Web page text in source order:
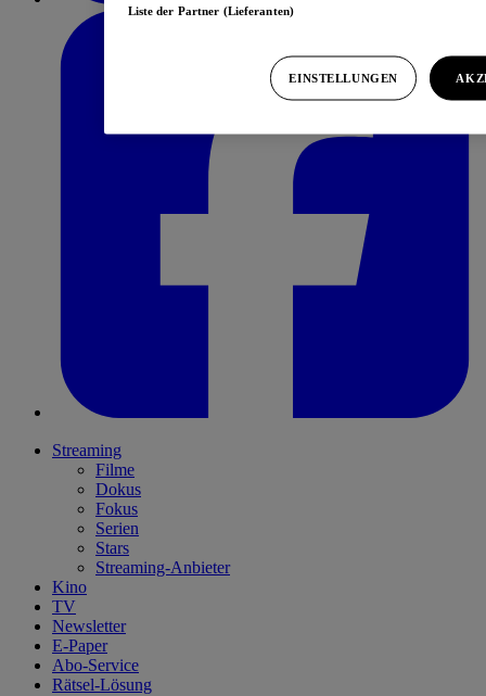
Streaming
Filme
Dokus
Fokus
Serien
Stars
Streaming-Anbieter
Kino
TV
Newsletter
E-Paper
Abo-Service
Rätsel-Lösung
Liste der Partner (Lieferanten)
EINSTELLUNGEN